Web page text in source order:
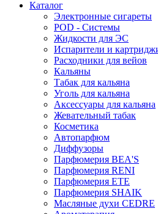
Каталог
Электронные сигареты
POD - Системы
Жидкости для ЭС
Испарители и
Расходники для вейов
Кальяны
Табак для кальяна
Уголь для кальяна
Аксессуары для кальяна
Жевательный табак
Косметика
Автопарфюм
Диффузоры
Парфюмерия BEA'S
Парфюмерия RENI
Парфюмерия ETE
Парфюмерия SHAIK
Масляные духи CEDRE